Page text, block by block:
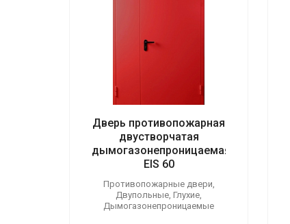
Дверь противопожарная
двустворчатая
дымогазонепроницаемая
EIS 60
Противопожарные двери,
Двупольные, Глухие,
Дымогазонепроницаемые